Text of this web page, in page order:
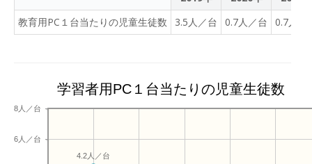
教育用PC１台当たりの児童生徒数
3.5人／台 0.7人／台 0.7人／
学習者用PC１台当たりの児童生徒数
6人／台
8人／台
4.2人／台